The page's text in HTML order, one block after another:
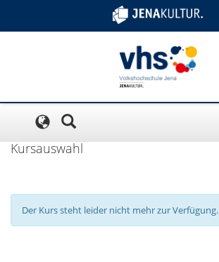
Kursauswahl
Der Kurs steht leider nicht mehr zur Verfügung.